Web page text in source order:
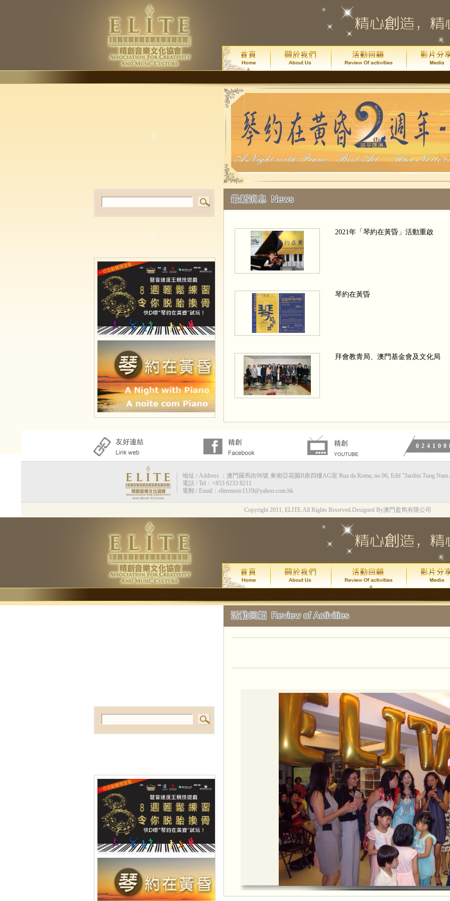
2021年「琴約在黃昏」活動重啟
琴約在黃昏
拜會教青局、澳門基金會及文化局
演出時間：2015年8月8日星期六下午
演出地點：香港九龍灣Megabox 通利演
票價：HK$130
琴約在黃昏2週年*拔萃匯演
演出時間： 2015 年 7 月 24 日 (
演出地點：澳門文化中心綜合劇
甘仕良流行鋼琴新體驗--澳門站
2015年7月 4 號及加開的 11 號門
吳善欣同學喜獲 2014年澳門區英國
本會接受有線電視訪問2014
本會有幸獲澳門有線電視互動台CH2 邀
女士，創會會長莫綺玲大律師及理事長
甘仕良CD集--琴約在黃昏
「甘仕良CD集--琴約在黃昏」現已全面
行、各CD舖及書局及澳門通利琴行、
本會接受澳門電視台訪問
澳門電視台訪問本會"琴約在黃昏"之每
http://www.tdm.com.mo/c_video/
地址 / Address ：澳門羅馬街96號 東南亞花園B座四樓AG室 Rua da Roma, no.96, Edif "Jardim Tung
電話 / Tel：+853 6233 8211
電郵 / Email：elitemusic1119@yahoo.com.hk
Copyright 2011, ELITE.All Rights Reserved.Designed By澳門盈雋有限公司